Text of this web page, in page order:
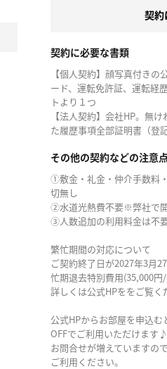
契約
契約に必要な書類
【個人契約】顔写真付き
ード、運転免許証、運転経
トより１つ
【法人契約】会社HP。無
た履歴事項全部証明書（登
その他の契約などの注意点
①敷金・礼金・仲介手数料
切無し
②水道光熱費不要※弊社で
③人数追加の利用料金は不
繁忙期間の対応について
ご契約終了日が2027年3月
忙期退去特別費用(35,000円
詳しくは公式HPををご覧く
公式HPからお部屋を申込
OFFでご利用いただけます♪
お問合せが増えていますの
ご利用ください。